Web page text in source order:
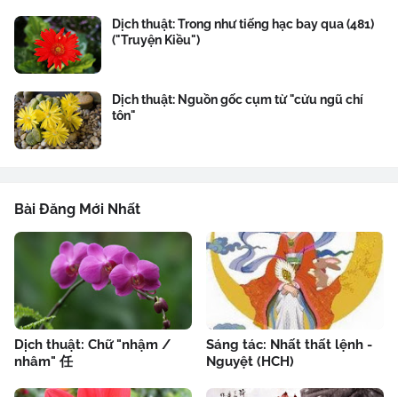
Dịch thuật: Trong như tiếng hạc bay qua (481)
("Truyện Kiều")
Dịch thuật: Nguồn gốc cụm từ "cửu ngũ chí
tôn"
Bài Đăng Mới Nhất
Dịch thuật: Chữ "nhậm /
nhâm" 任
Sáng tác: Nhất thất lệnh -
Nguyệt (HCH)